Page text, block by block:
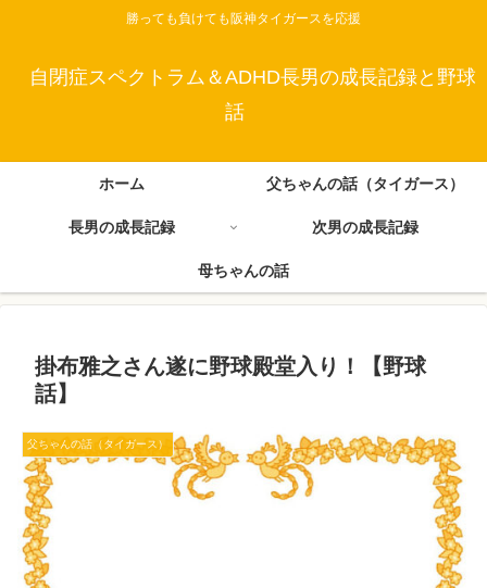
勝っても負けても阪神タイガースを応援
自閉症スペクトラム＆ADHD長男の成長記録と野球
話
ホーム 父ちゃんの話（タイガース）
長男の成長記録 次男の成長記録
母ちゃんの話
掛布雅之さん遂に野球殿堂入り！【野球
話】
父ちゃんの話（タイガース）